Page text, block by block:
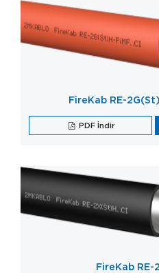
FireKab RE-
PDF İndir
FireKab RE-